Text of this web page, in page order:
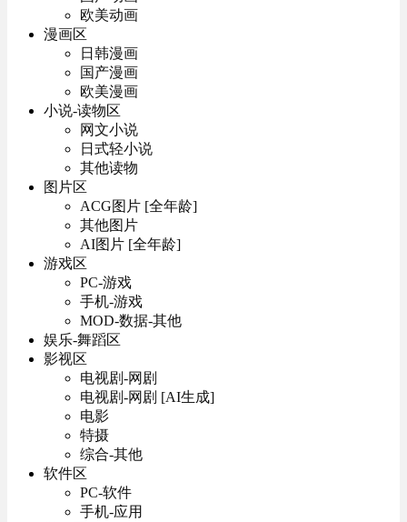
欧美动画
漫画区
日韩漫画
国产漫画
欧美漫画
小说-读物区
网文小说
日式轻小说
其他读物
图片区
ACG图片 [全年龄]
其他图片
AI图片 [全年龄]
游戏区
PC-游戏
手机-游戏
MOD-数据-其他
娱乐-舞蹈区
影视区
电视剧-网剧
电视剧-网剧 [AI生成]
电影
特摄
综合-其他
软件区
PC-软件
手机-应用